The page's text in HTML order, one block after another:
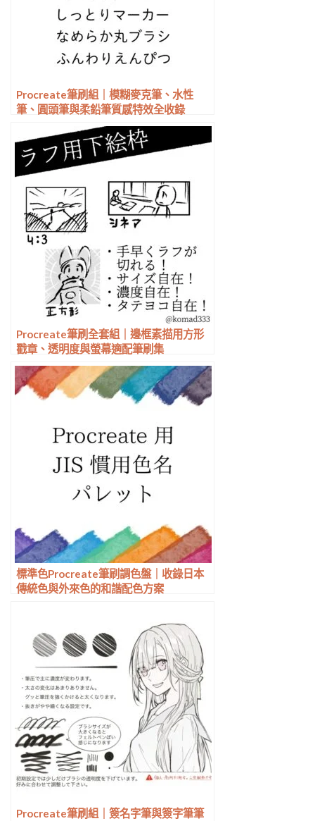
Procreate筆刷組｜模糊麥克筆、水性
筆、圓頭筆與柔鉛筆質感特效全收錄
Procreate筆刷全套組｜邊框素描用方形
戳章、透明度與螢幕適配筆刷集
標準色Procreate筆刷調色盤｜收錄日本
傳統色與外來色的和諧配色方案
Procreate筆刷組｜簽名字筆與簽字筆筆